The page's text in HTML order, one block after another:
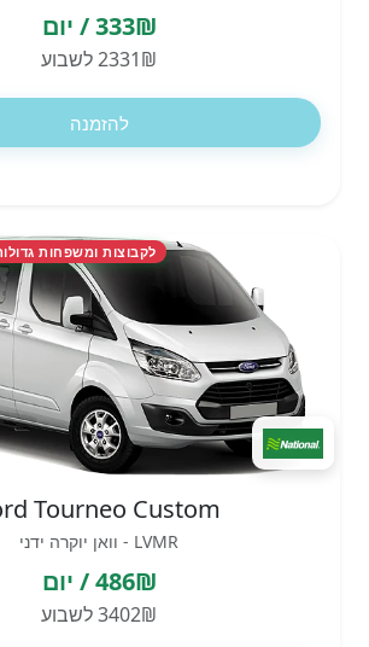
333₪ / יום
2331₪ לשבוע
להזמנה
לקבוצות ומשפחות גדולות - 9 מושבים
Tourneo Custom
LVMR - וואן יוקרה ידני
486₪ / יום
3402₪ לשבוע